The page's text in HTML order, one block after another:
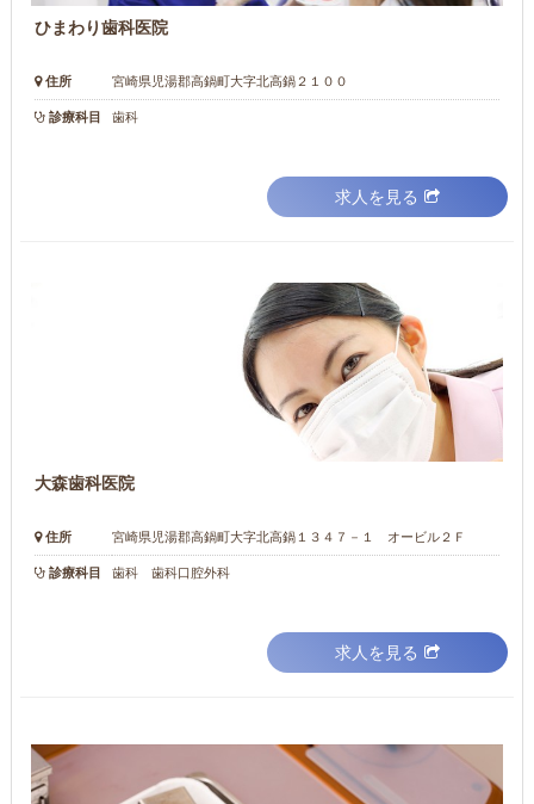
ひまわり歯科医院
住所 宮崎県児湯郡高鍋町大字北高鍋２１００
診療科目 歯科
求人を見る
大森歯科医院
住所 宮崎県児湯郡高鍋町大字北高鍋１３４７－１ オービル２Ｆ
診療科目 歯科 歯科口腔外科
求人を見る